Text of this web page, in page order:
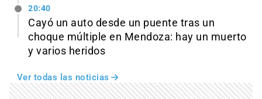
20:40
Cayó un auto desde un puente tras un
choque múltiple en Mendoza: hay un muerto
y varios heridos
Ver todas las noticias